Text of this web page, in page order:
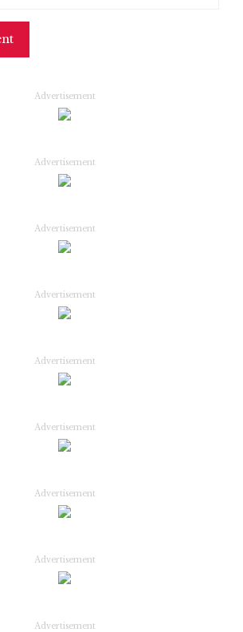
Advertisement
Advertisement
Advertisement
Advertisement
Advertisement
Advertisement
Advertisement
Advertisement
Advertisement